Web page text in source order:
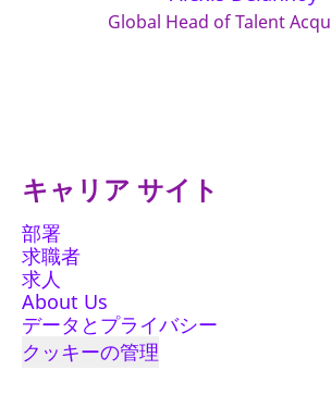
Global Head of Talent
キャリア サイト
部署
求職者
求人
About Us
データとプライバシー
クッキーの管理